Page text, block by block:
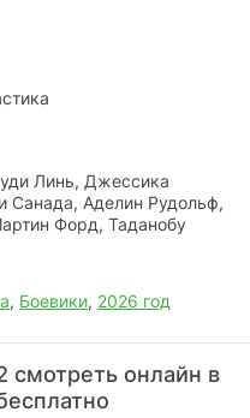
Линь, Джессика
Аделин Рудольф,
Форд, Таданобу
, Боевики, 2026 год
онлайн в